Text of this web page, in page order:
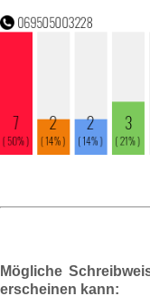
Mögliche
erscheinen kann: